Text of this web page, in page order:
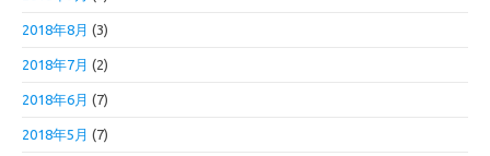
2018年8月 (3)
2018年7月 (2)
2018年6月 (7)
2018年5月 (7)